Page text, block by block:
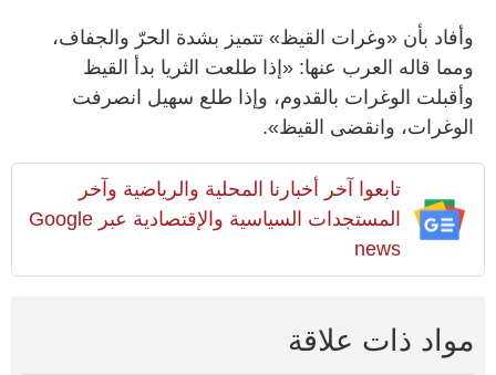
وأفاد بأن «وغرات القيظ» تتميز بشدة الحرّ والجفاف،
ومما قاله العرب عنها: «إذا طلعت الثريا بدأ القيظ
وأقبلت الوغرات بالقدوم، وإذا طلع سهيل انصرفت
الوغرات، وانقضى القيظ».
تابعوا آخر أخبارنا المحلية والرياضية وآخر
المستجدات السياسية والإقتصادية عبر Google
news
مواد ذات علاقة